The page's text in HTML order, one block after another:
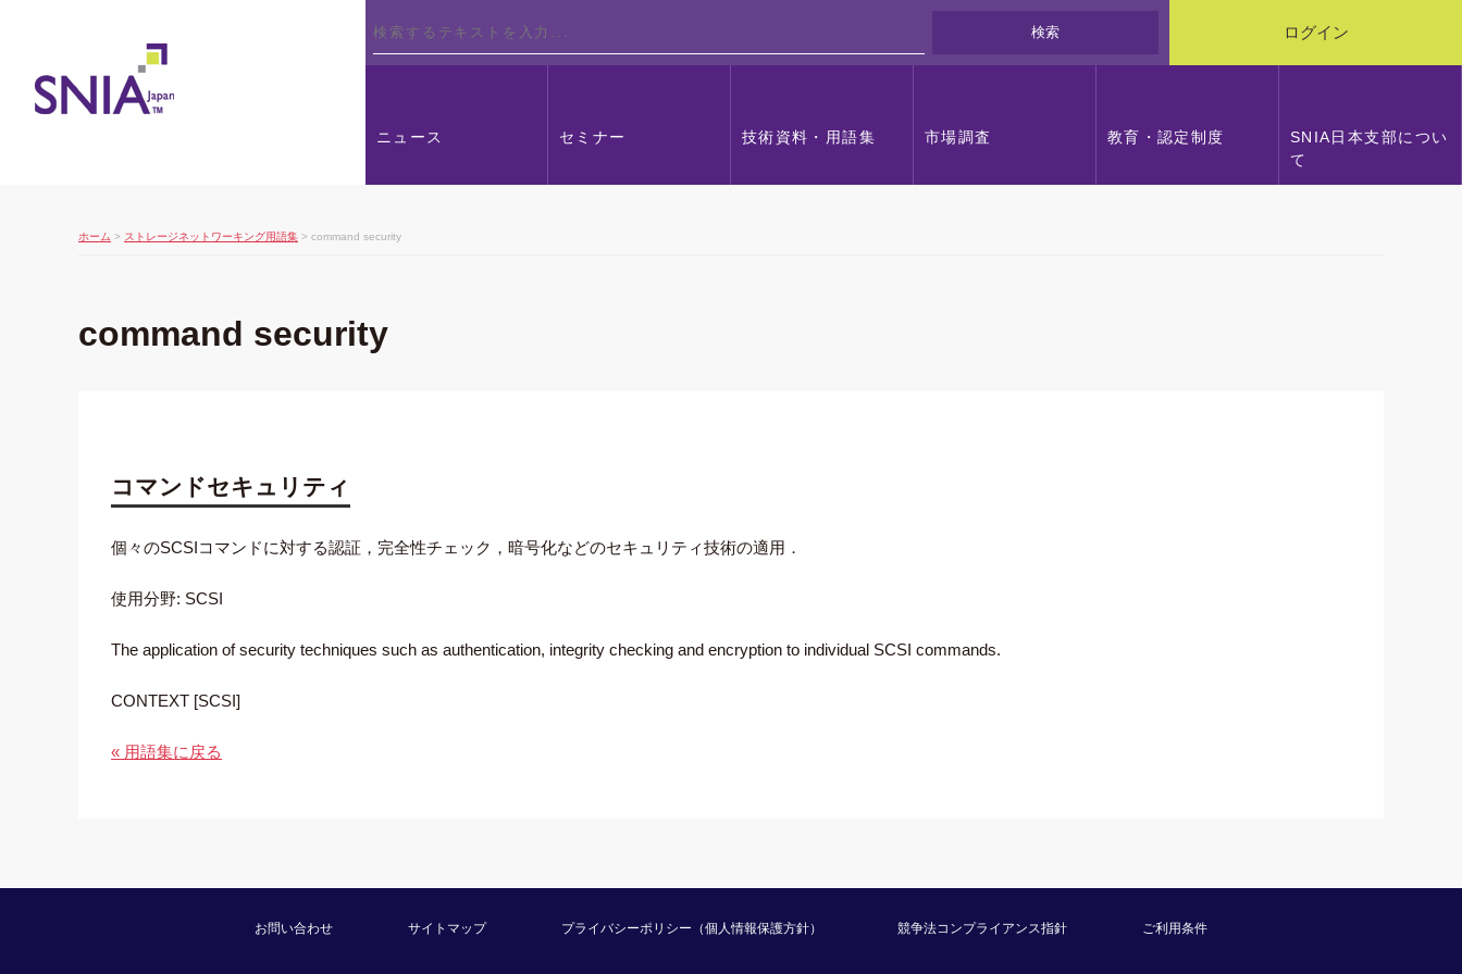
検索 ログイン
ニュース セミナー 技術資料・用語集 市場調査 教育・認定制度
SNIA日本支部につい
て
ホーム > ストレージネットワーキング用語集 > command security
command security
コマンドセキュリティ
個々のSCSIコマンドに対する認証，完全性チェック，暗号化などのセキュリティ技術の適用．
使用分野: SCSI
The application of security techniques such as authentication, integrity checking and encryption to individual SCSI commands.
CONTEXT [SCSI]
« 用語集に戻る
お問い合わせ サイトマップ プライバシーポリシー（個人情報保護方針） 競争法コンプライアンス指針 ご利用条件